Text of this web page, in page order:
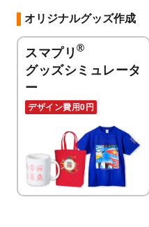
オリジナルグッズ作成
スマプリ ®
グッズシミュレータ
ー
デザイン費用0円